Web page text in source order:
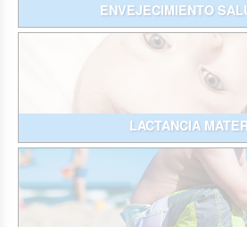
ENVEJECIMIENTO
LACTANCIA